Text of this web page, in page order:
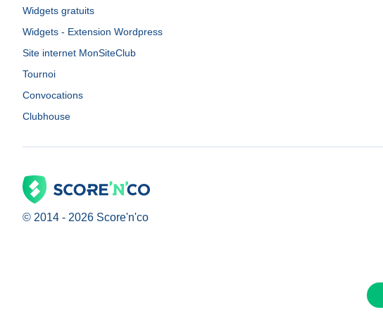
Widgets gratuits
Widgets - Extension Wordpress
Site internet MonSiteClub
Tournoi
Convocations
Clubhouse
© 2014 - 2026 Score'n'co